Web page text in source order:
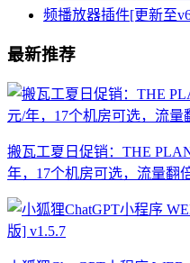
最新推荐
搬瓦工夏日促销：THE
年，17个机房可选，流量翻